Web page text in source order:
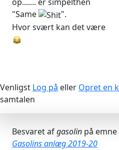
"Same
".
Hvor svært kan det være
Venligst Log på eller Opret en
samtalen
Besvaret afgasolin på emne
Gasolins anlæg 2019-20